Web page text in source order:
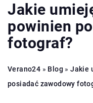
Jakie
powinien
fotograf?
Verano24 » Blog »Jakie
posiadać zawodowy